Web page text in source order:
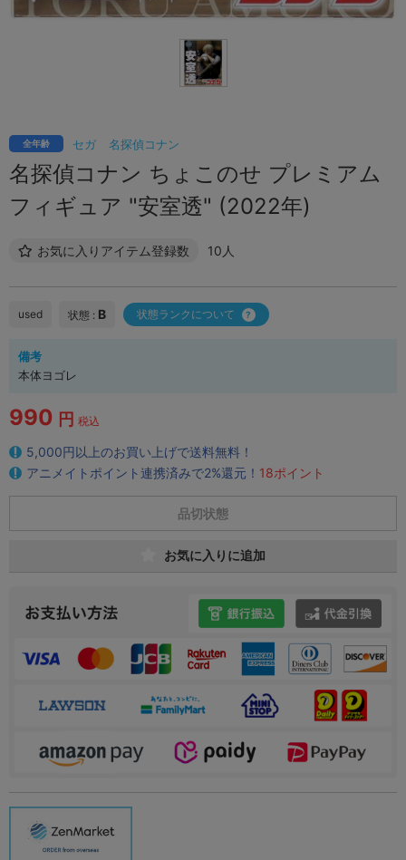
セガ 名探偵コナン
全年齢
名探偵コナン ちょこのせ プレミアム
フィギュア "安室透" (2022年)
お気に入りアイテム登録数 10人
used 状態 : B 状態ランクについて
備考
本体ヨゴレ
990 円 税込
5,000円以上のお買い上げで送料無料！
アニメイトポイント連携済みで2%還元！ 18ポイント
品切状態
お気に入りに追加